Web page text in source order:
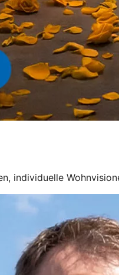
individuelle